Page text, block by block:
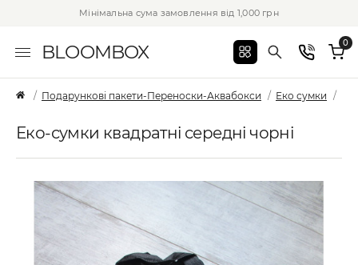
Мінімальна сума замовлення від 1,000 грн
BLOOMBOX 0
Подарункові пакети-Переноски-Аквабокси Еко сумки
Еко-сумки квадратні середні чорні